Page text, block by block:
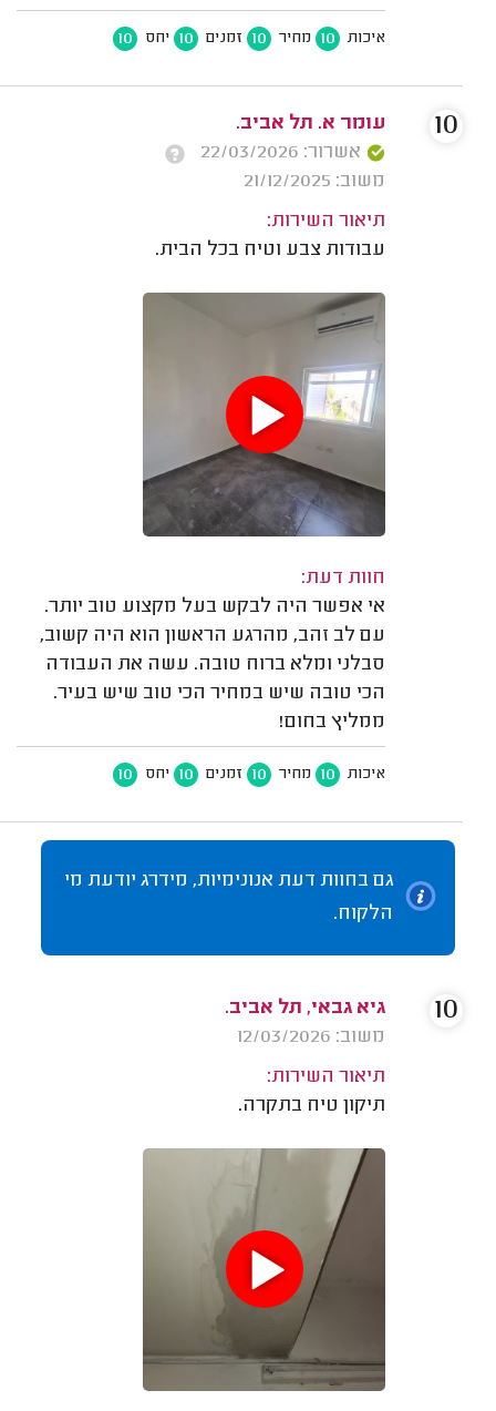
איכות 10 מחיר 10 זמנים 10 יחס 10
עומר א. תל אביב.
אשרור: 22/03/2026
משוב: 21/12/2025
תיאור השירות:
עבודות צבע וטיח בכל הבית.
חוות דעת:
אי אפשר היה לבקש בעל מקצוע טוב יותר.
עם לב זהב, מהרגע הראשון הוא היה קשוב,
סבלני ומלא ברוח טובה. עשה את העבודה
הכי טובה שיש במחיר הכי טוב שיש בעיר.
ממליץ בחום!
איכות 10 מחיר 10 זמנים 10 יחס 10
10
גם בחוות דעת אנונימיות, מידרג יודעת מי
הלקוח.
גיא גבאי, תל אביב.
משוב: 12/03/2026
תיאור השירות:
תיקון טיח בתקרה.
10